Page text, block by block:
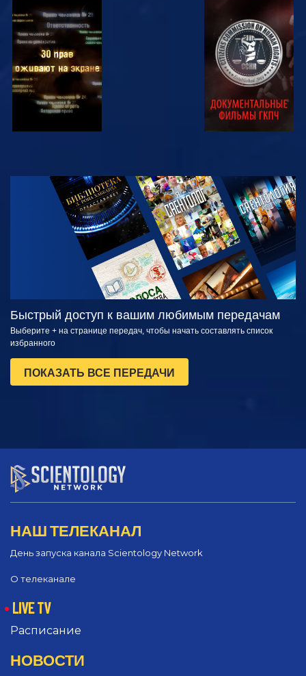
СМОТРЕТЬ СМОТРЕТЬ
СМОТРЕТЬ
СМОТРЕТЬ
ПЕРЕДАЧИ
Быстрый доступ к вашим любимым передачам
Выберите + на странице передач, чтобы начать составлять список
избранного
ПОКАЗАТЬ ВСЕ ПЕРЕДАЧИ
НАШ ТЕЛЕКАНАЛ
День запуска канала Scientology Network
О телеканале
LIVE TV
Расписание
НОВОСТИ